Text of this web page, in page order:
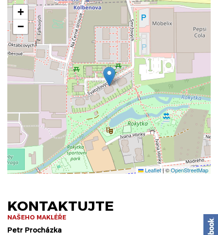
+
−
Leaflet|©OpenStreetMap
KONTAKTUJTE
NAŠEHO MAKLÉŘE
Petr Procházka